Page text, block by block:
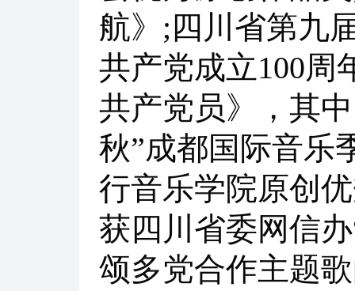
航》;四川省第九
共产党成立100周
共产党员》，其
秋”成都国际音乐
行音乐学院原创
获四川省委网信
颂多党合作主题